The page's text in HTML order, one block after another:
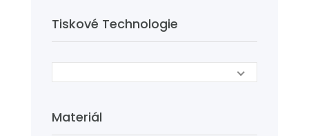
Tiskové Technologie
Materiál